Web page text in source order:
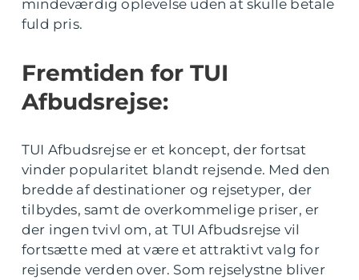
mindeværdig oplevelse uden at skulle betale
fuld pris.
Fremtiden for TUI
Afbudsrejse:
TUI Afbudsrejse er et koncept, der fortsat
vinder popularitet blandt rejsende. Med den
bredde af destinationer og rejsetyper, der
tilbydes, samt de overkommelige priser, er
der ingen tvivl om, at TUI Afbudsrejse vil
fortsætte med at være et attraktivt valg for
rejsende verden over. Som rejselystne bliver